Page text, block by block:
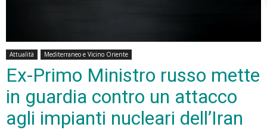
Attualità Mediterraneo e Vicino Oriente
Ex-Primo Ministro russo mette
in guardia contro un attacco
agli impianti nucleari dell’Iran